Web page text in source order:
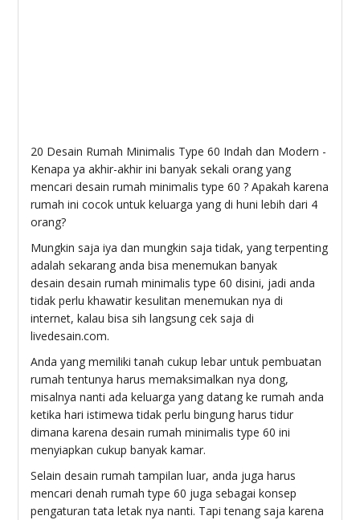
20 Desain Rumah Minimalis Type 60 Indah dan Modern -
Kenapa ya akhir-akhir ini banyak sekali orang yang
mencari desain rumah minimalis type 60 ? Apakah karena
rumah ini cocok untuk keluarga yang di huni lebih dari 4
orang?
Mungkin saja iya dan mungkin saja tidak, yang terpenting
adalah sekarang anda bisa menemukan banyak
desain desain rumah minimalis type 60 disini, jadi anda
tidak perlu khawatir kesulitan menemukan nya di
internet, kalau bisa sih langsung cek saja di
livedesain.com.
Anda yang memiliki tanah cukup lebar untuk pembuatan
rumah tentunya harus memaksimalkan nya dong,
misalnya nanti ada keluarga yang datang ke rumah anda
ketika hari istimewa tidak perlu bingung harus tidur
dimana karena desain rumah minimalis type 60 ini
menyiapkan cukup banyak kamar.
Selain desain rumah tampilan luar, anda juga harus
mencari denah rumah type 60 juga sebagai konsep
pengaturan tata letak nya nanti. Tapi tenang saja karena